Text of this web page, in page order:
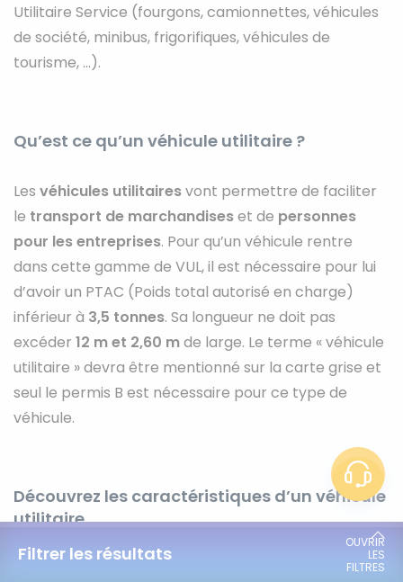
Filtrer les résultats
Utilitaire Service (fourgons, camionnettes, véhicules
de société, minibus, frigorifiques, véhicules de
tourisme, ...).
Qu’est ce qu’un véhicule utilitaire ?
Les véhicules utilitairesvont permettre de faciliter
le transport de marchandiseset de personnes
pour les entreprises. Pour qu’un véhicule rentre
dans cette gamme de VUL, il est nécessaire pour lui
d’avoir un PTAC (Poids total autorisé en charge)
inférieur à 3,5 tonnes. Sa longueur ne doit pas
excéder 12 m et 2,60 mde large. Le terme « véhicule
utilitaire » devra être mentionné sur la carte grise et
seul le permis B est nécessaire pour ce type de
véhicule.
Découvrez les caractéristiques d’un véhicule
utilitaire